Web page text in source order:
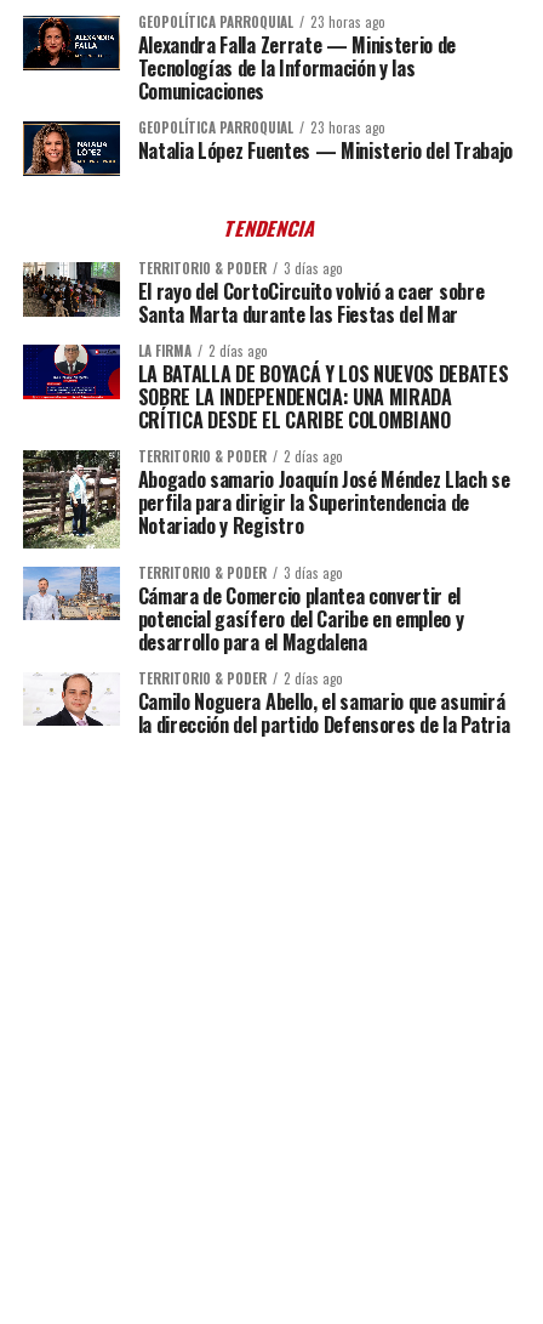
GEOPOLÍTICA PARROQUIAL 23 horas ago
Alexandra Falla Zerrate — Ministerio de
Tecnologías de la Información y las
Comunicaciones
GEOPOLÍTICA PARROQUIAL 23 horas ago
Natalia López Fuentes — Ministerio del Trabajo
TENDENCIA
TERRITORIO & PODER 3 días ago
El rayo del CortoCircuito volvió a caer sobre
Santa Marta durante las Fiestas del Mar
LA FIRMA 2 días ago
LA BATALLA DE BOYACÁ Y LOS NUEVOS DEBATES
SOBRE LA INDEPENDENCIA: UNA MIRADA
CRÍTICA DESDE EL CARIBE COLOMBIANO
TERRITORIO & PODER 2 días ago
Abogado samario Joaquín José Méndez Llach se
perfila para dirigir la Superintendencia de
Notariado y Registro
TERRITORIO & PODER 3 días ago
Cámara de Comercio plantea convertir el
potencial gasífero del Caribe en empleo y
desarrollo para el Magdalena
TERRITORIO & PODER 2 días ago
Camilo Noguera Abello, el samario que asumirá
la dirección del partido Defensores de la Patria